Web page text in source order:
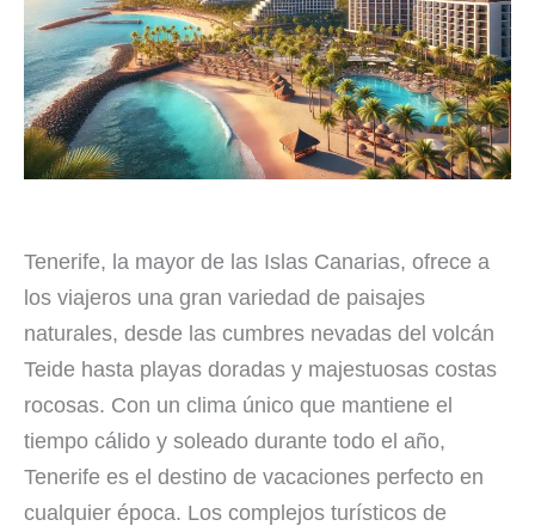
Tenerife, la mayor de las Islas Canarias, ofrece a
los viajeros una gran variedad de paisajes
naturales, desde las cumbres nevadas del volcán
Teide hasta playas doradas y majestuosas costas
rocosas. Con un clima único que mantiene el
tiempo cálido y soleado durante todo el año,
Tenerife es el destino de vacaciones perfecto en
cualquier época. Los complejos turísticos de